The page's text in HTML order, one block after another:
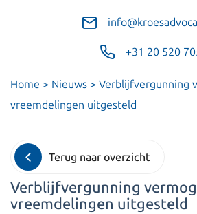
+31 20 520
Home > Nieuws > Verblijfvergunning
vreemdelingen uitgesteld
Terug naar overzicht
Verblijfvergunning
vreemdelingen uitgesteld